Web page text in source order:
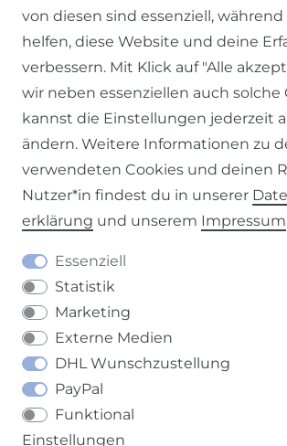
Impressum
Barrierefreiheitserklärung
VERTRAG WIDERRUFEN
von diesen sind essenziell,
helfen, diese Website und deine
verbessern. Mit Klick auf "Alle
wir neben essenziellen auch solche
kannst die Einstellungen jederzeit
ändern. Weitere Informationen zu
verwendeten Cookies und deinen
Nutzer*in findest du in unserer
erklärung und unserem Impressum
Essenziell
Statistik
Marketing
Externe Medien
DHL Wunschzustellung
PayPal
Funktional
Einstellungen